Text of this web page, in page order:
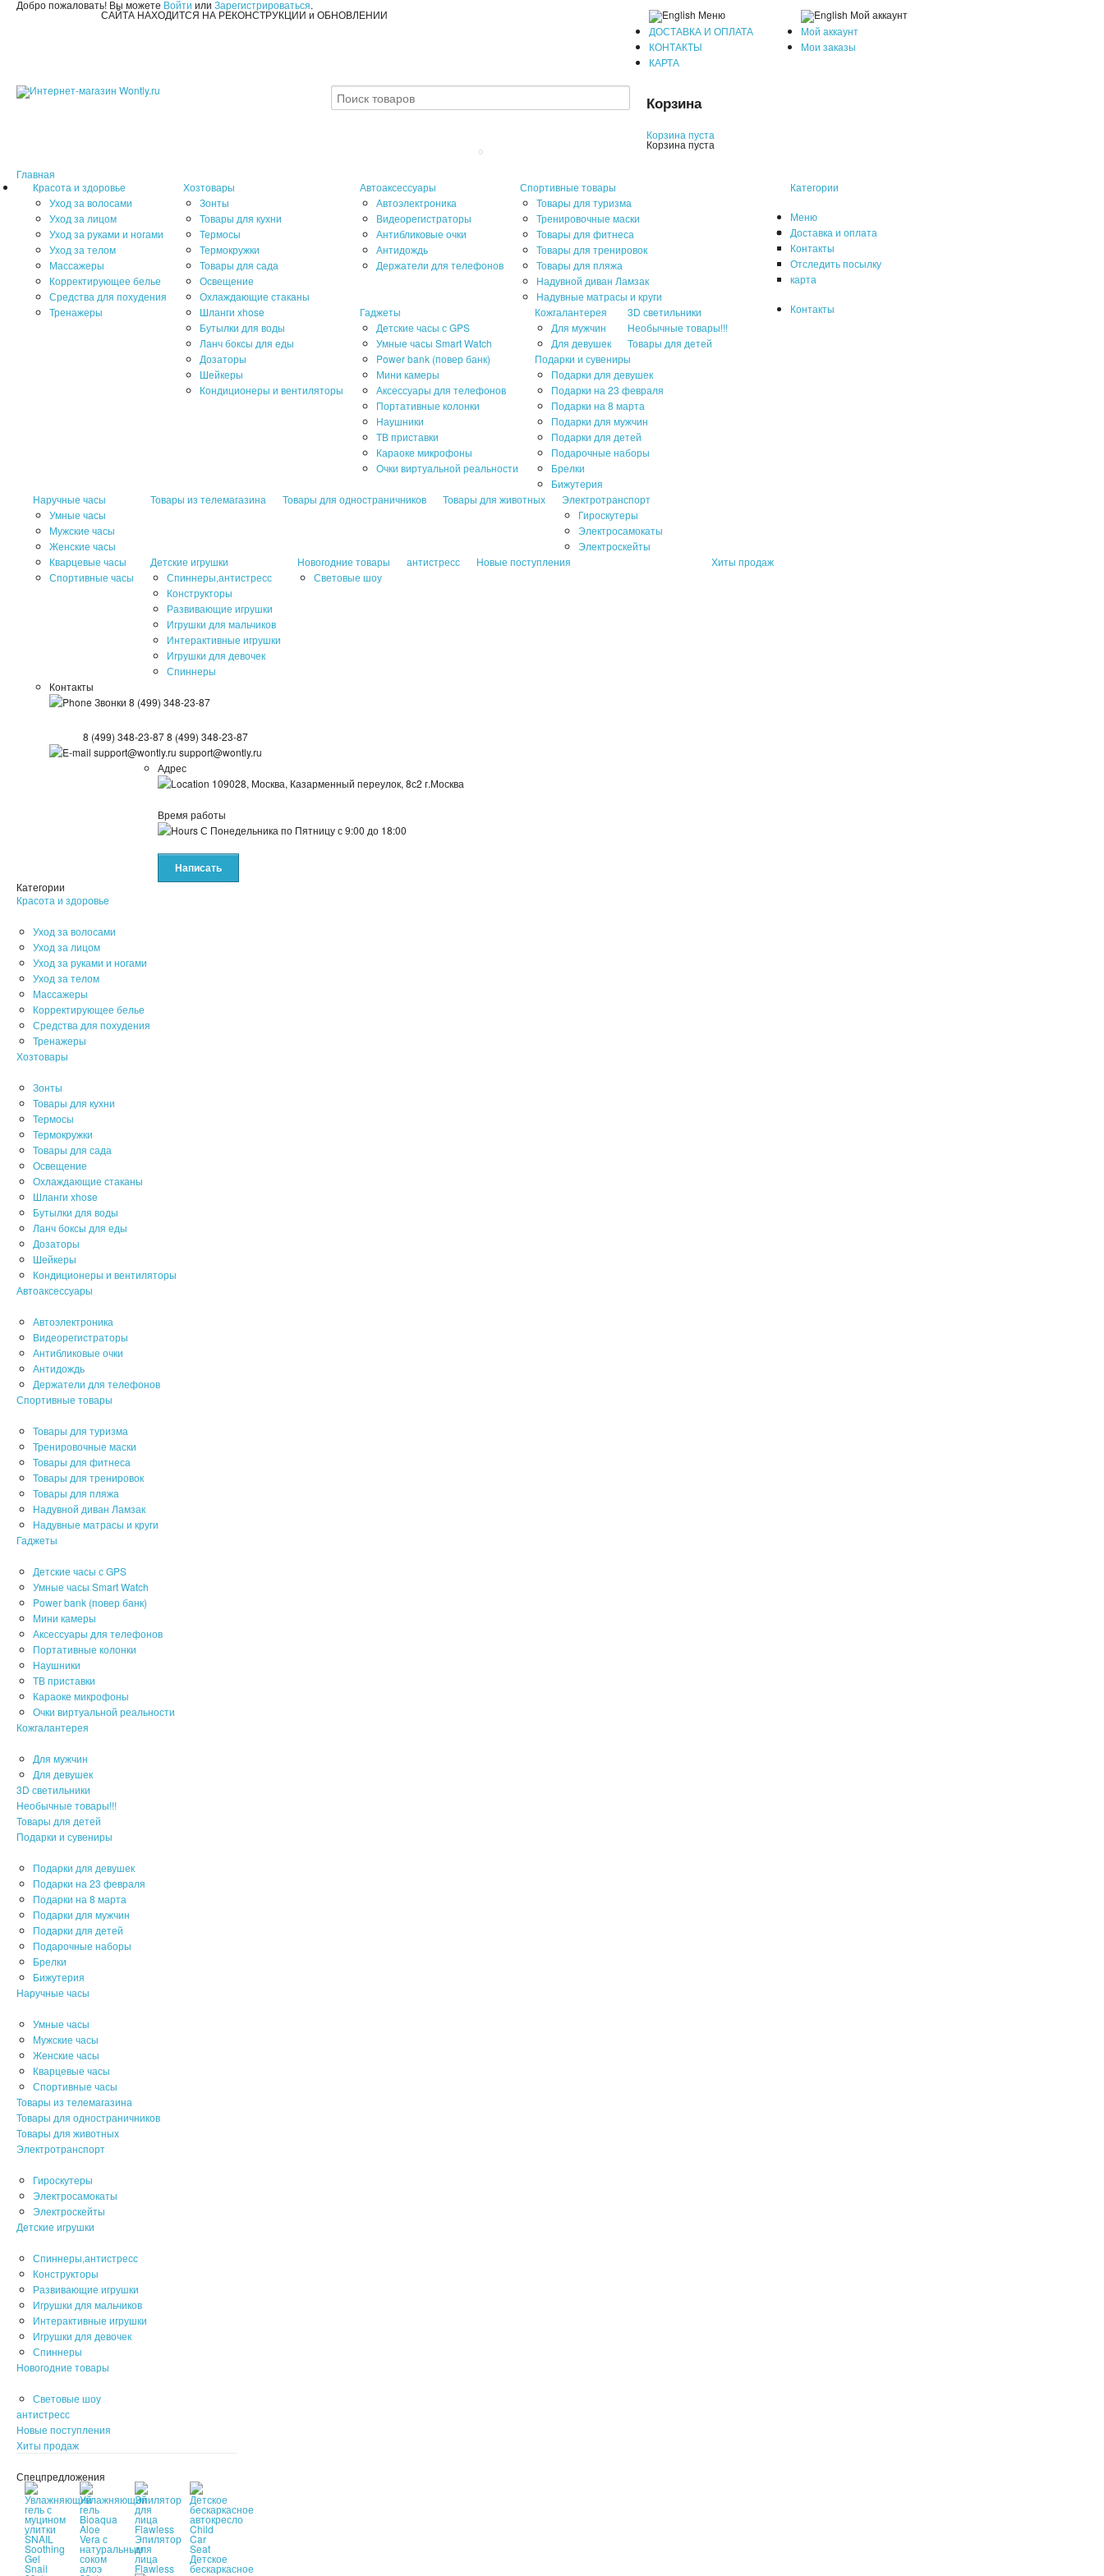
Добро пожаловать! Вы можете Войти или Зарегистрироваться.
САЙТА НАХОДИТСЯ НА РЕКОНСТРУКЦИИ и ОБНОВЛЕНИИ
Меню
ДОСТАВКА И ОПЛАТА
КОНТАКТЫ
КАРТА
Мой аккаунт
Мой аккаунт
Мои заказы
Корзина
Корзина пуста
Корзина пуста
Главная
Категории
Красота и здоровье
Уход за волосами
Уход за лицом
Уход за руками и ногами
Уход за телом
Массажеры
Корректирующее белье
Средства для похудения
Тренажеры
Хозтовары
Зонты
Товары для кухни
Термосы
Термокружки
Товары для сада
Освещение
Охлаждающие стаканы
Шланги xhose
Бутылки для воды
Ланч боксы для еды
Дозаторы
Шейкеры
Кондиционеры и вентиляторы
Автоаксессуары
Автоэлектроника
Видеорегистраторы
Антибликовые очки
Антидождь
Держатели для телефонов
Спортивные товары
Товары для туризма
Тренировочные маски
Товары для фитнеса
Товары для тренировок
Товары для пляжа
Надувной диван Ламзак
Надувные матрасы и круги
Гаджеты
Детские часы с GPS
Умные часы Smart Watch
Power bank (повер банк)
Мини камеры
Аксессуары для телефонов
Портативные колонки
Наушники
ТВ приставки
Караоке микрофоны
Очки виртуальной реальности
Кожгалантерея
Для мужчин
Для девушек
3D светильники
Необычные товары!!!
Товары для детей
Подарки и сувениры
Подарки для девушек
Подарки на 23 февраля
Подарки на 8 марта
Подарки для мужчин
Подарки для детей
Подарочные наборы
Брелки
Бижутерия
Наручные часы
Умные часы
Мужские часы
Женские часы
Кварцевые часы
Спортивные часы
Товары из телемагазина Товары для одностраничников Товары для животных
Электротранспорт
Гироскутеры
Электросамокаты
Электроскейты
Детские игрушки
Спиннеры,антистресс
Конструкторы
Развивающие игрушки
Игрушки для мальчиков
Интерактивные игрушки
Игрушки для девочек
Спиннеры
Новогодние товары
Световые шоу
антистресс Новые поступления Хиты продаж
Меню
Доставка и оплата
Контакты
Отследить посылку
карта
Контакты
Контакты
Звонки 8 (499) 348-23-87
8 (499) 348-23-878 (499) 348-23-87
support@wontly.ru support@wontly.ru
Адрес
109028, Москва, Казарменный переулок, 8с2 г.Москва
Время работы
С Понедельника по Пятницус 9:00 до 18:00
Написать
Категории
Красота и здоровье
Уход за волосами
Уход за лицом
Уход за руками и ногами
Уход за телом
Массажеры
Корректирующее белье
Средства для похудения
Тренажеры
Хозтовары
Зонты
Товары для кухни
Термосы
Термокружки
Товары для сада
Освещение
Охлаждающие стаканы
Шланги xhose
Бутылки для воды
Ланч боксы для еды
Дозаторы
Шейкеры
Кондиционеры и вентиляторы
Автоаксессуары
Автоэлектроника
Видеорегистраторы
Антибликовые очки
Антидождь
Держатели для телефонов
Спортивные товары
Товары для туризма
Тренировочные маски
Товары для фитнеса
Товары для тренировок
Товары для пляжа
Надувной диван Ламзак
Надувные матрасы и круги
Гаджеты
Детские часы с GPS
Умные часы Smart Watch
Power bank (повер банк)
Мини камеры
Аксессуары для телефонов
Портативные колонки
Наушники
ТВ приставки
Караоке микрофоны
Очки виртуальной реальности
Кожгалантерея
Для мужчин
Для девушек
3D светильники
Необычные товары!!!
Товары для детей
Подарки и сувениры
Подарки для девушек
Подарки на 23 февраля
Подарки на 8 марта
Подарки для мужчин
Подарки для детей
Подарочные наборы
Брелки
Бижутерия
Наручные часы
Умные часы
Мужские часы
Женские часы
Кварцевые часы
Спортивные часы
Товары из телемагазина
Товары для одностраничников
Товары для животных
Электротранспорт
Гироскутеры
Электросамокаты
Электроскейты
Детские игрушки
Спиннеры,антистресс
Конструкторы
Развивающие игрушки
Игрушки для мальчиков
Интерактивные игрушки
Игрушки для девочек
Спиннеры
Новогодние товары
Световые шоу
антистресс
Новые поступления
Хиты продаж
Спецпредложения
Эпилятор
для
лица
Flawless
Детское
бескаркасное